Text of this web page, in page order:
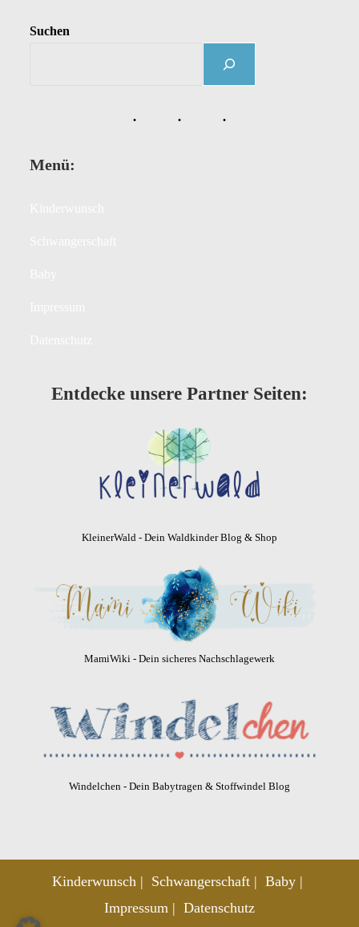
Suchen
Menü:
Entdecke unsere Partner Seiten:
KleinerWald - Dein Waldkinder Blog & Shop
MamiWiki - Dein sicheres Nachschlagewerk
Windelchen - Dein Babytragen & Stoffwindel Blog
Kinderwunsch Schwangerschaft
Baby
Impressum
Datenschutz